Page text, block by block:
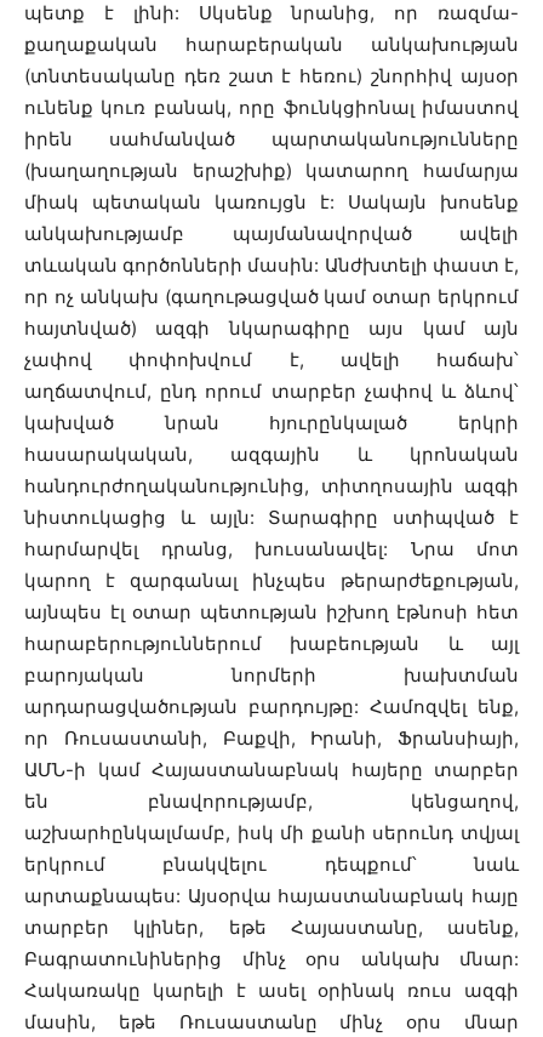
պետք է լինի: Սկսենք նրանից, որ ռազմա-
քաղաքական հարաբերական անկախության
(տնտեսականը դեռ շատ է հեռու) շնորհիվ այսօր
ունենք կուռ բանակ, որը ֆունկցիոնալ իմաստով
իրեն սահմանված պարտականությունները
(խաղաղության երաշխիք) կատարող համարյա
միակ պետական կառույցն է: Սակայն խոսենք
անկախությամբ պայմանավորված ավելի
տևական գործոնների մասին: Անժխտելի փաստ է,
որ ոչ անկախ (գաղութացված կամ օտար երկրում
հայտնված) ազգի նկարագիրը այս կամ այն
չափով փոփոխվում է, ավելի հաճախ՝
աղճատվում, ընդ որում տարբեր չափով և ձևով՝
կախված նրան հյուրընկալած երկրի
հասարակական, ազգային և կրոնական
հանդուրժողականությունից, տիտղոսային ազգի
նիստուկացից և այլն: Տարագիրը ստիպված է
հարմարվել դրանց, խուսանավել: Նրա մոտ
կարող է զարգանալ ինչպես թերարժեքության,
այնպես էլ օտար պետության իշխող էթնոսի հետ
հարաբերություններում խաբեության և այլ
բարոյական նորմերի խախտման
արդարացվածության բարդույթը: Համոզվել ենք,
որ Ռուսաստանի, Բաքվի, Իրանի, Ֆրանսիայի,
ԱՄՆ-ի կամ Հայաստանաբնակ հայերը տարբեր
են բնավորությամբ, կենցաղով,
աշխարհընկալմամբ, իսկ մի քանի սերունդ տվյալ
երկրում բնակվելու դեպքում՝ նաև
արտաքնապես: Այսօրվա հայաստանաբնակ հայը
տարբեր կլիներ, եթե Հայաստանը, ասենք,
Բագրատունիներից մինչ օրս անկախ մնար:
Հակառակը կարելի է ասել օրինակ ռուս ազգի
մասին, եթե Ռուսաստանը մինչ օրս մնար